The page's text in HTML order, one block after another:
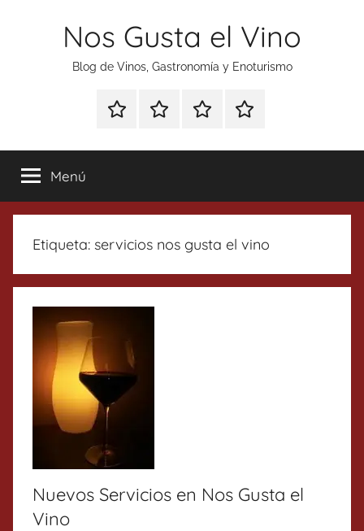
Nos Gusta el Vino
Blog de Vinos, Gastronomía y Enoturismo
Especial
Tonics
Enoturismo
Gastronomía
RankingContacto
Menú
Etiqueta: servicios nos gusta el vino
Nuevos Servicios en Nos Gusta el
Vino